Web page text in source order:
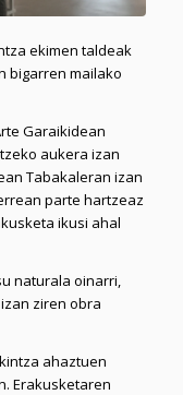
ekimen taldeak
bigarren mailako
Garaikidean
aukera izan
Tabakaleran izan
parte hartzeaz
ikusi ahal
naturala oinarri,
ziren obra
ahaztuen
Erakusketaren